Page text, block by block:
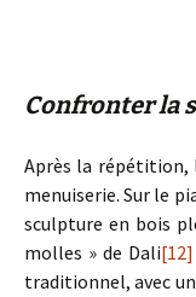
Confronter la
Après la répétition,
menuiserie. Sur le
sculpture en bois
molles » de Dali[12]
traditionnel, avec